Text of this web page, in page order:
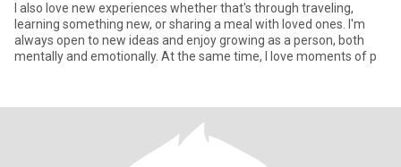
I also love new experiences whether that's through traveling,
learning something new, or sharing a meal with loved ones. I'm
always open to new ideas and enjoy growing as a person, both
mentally and emotionally. At the same time, I love moments of p